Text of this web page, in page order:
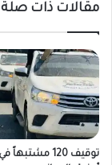
مقالات ذات صلة
توقيف 120